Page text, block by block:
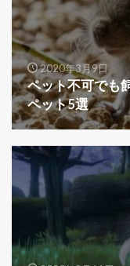
2020年3月9日
ペット不可でも
ペット5選